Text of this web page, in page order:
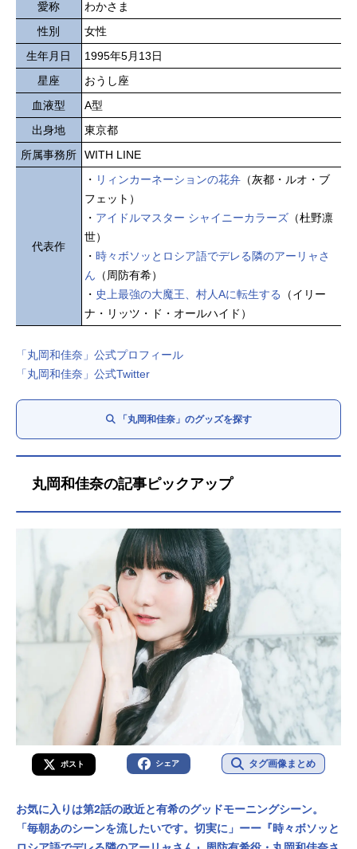
愛称
わかさま
性別
女性
生年月日
1995年5月13日
星座
おうし座
血液型
A型
出身地
東京都
所属事務所
WITH LINE
代表作
・ リィンカーネーションの花弁 （灰都・ルオ・ブ
フェット）
・ アイドルマスター シャイニーカラーズ （杜野凛
世）
・ 時々ボソッとロシア語でデレる隣のアーリャさ
ん （周防有希）
・ 史上最強の大魔王、村人Aに転生する
（イリー
ナ・リッツ・ド・オールハイド）
「丸岡和佳奈」公式プロフィール
「丸岡和佳奈」公式Twitter
「丸岡和佳奈」のグッズを探す
丸岡和佳奈の記事ピックアップ
ポスト シェア タグ画像まとめ
お気に入りは第2話の政近と有希のグッドモーニングシーン。
「毎朝あのシーンを流したいです。切実に」ーー『時々ボソッと